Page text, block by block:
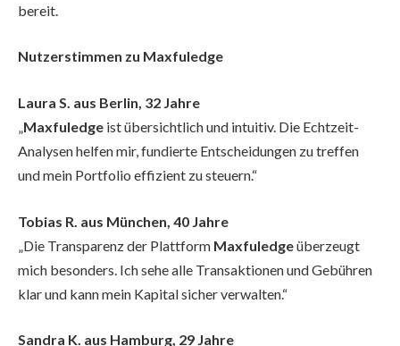
bereit.
Nutzerstimmen zu Maxfuledge
Laura S. aus Berlin, 32 Jahre
„Maxfuledge ist übersichtlich und intuitiv. Die Echtzeit-
Analysen helfen mir, fundierte Entscheidungen zu treffen
und mein Portfolio effizient zu steuern.“
Tobias R. aus München, 40 Jahre
„Die Transparenz der Plattform Maxfuledgeüberzeugt
mich besonders. Ich sehe alle Transaktionen und Gebühren
klar und kann mein Kapital sicher verwalten.“
Sandra K. aus Hamburg, 29 Jahre